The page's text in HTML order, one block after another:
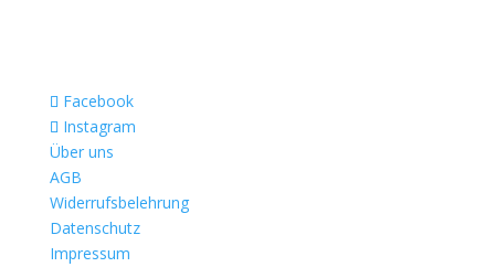
Facebook
Instagram
Über uns
AGB
Widerrufsbelehrung
Datenschutz
Impressum